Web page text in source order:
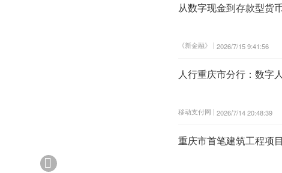
从数字现金到存款型货
《新金融》 | 2026/7/15 9:41:56
人行重庆市分行：数字
移动支付网 | 2026/7/14 20:48:39
重庆市首笔建筑工程项
